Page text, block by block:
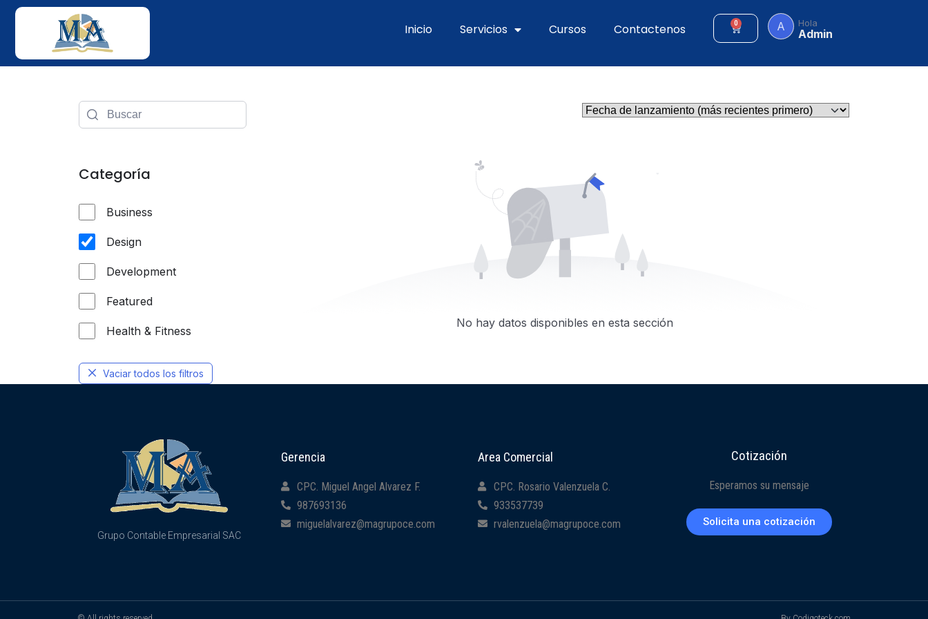
Inicio Servicios Cursos Contactenos 0 A Hola
Admin
Categoría
Business
Design
Development
Featured
Health & Fitness
Vaciar todos los filtros
No hay datos disponibles en esta sección
Grupo Contable Empresarial SAC
Gerencia
CPC. Miguel Angel Alvarez F.
987693136
miguelalvarez@magrupoce.com
Area Comercial
CPC. Rosario Valenzuela C.
933537739
rvalenzuela@magrupoce.com
Cotización
Esperamos su mensaje
Solicita una cotización